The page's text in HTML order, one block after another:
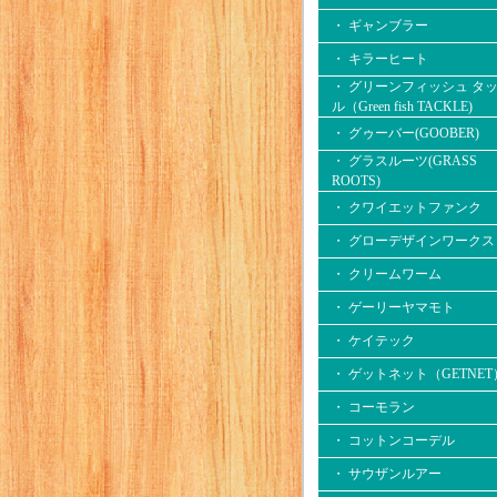
・ ギャンブラー
・ キラーヒート
・ グリーンフィッシュ タ
ル（Green fish TACKLE)
・ グゥーバー(GOOBER)
・ グラスルーツ(GRASS
ROOTS)
・ クワイエットファンク
・ グローデザインワークス
・ クリームワーム
・ ゲーリーヤマモト
・ ケイテック
・ ゲットネット（GETNET
・ コーモラン
・ コットンコーデル
・ サウザンルアー